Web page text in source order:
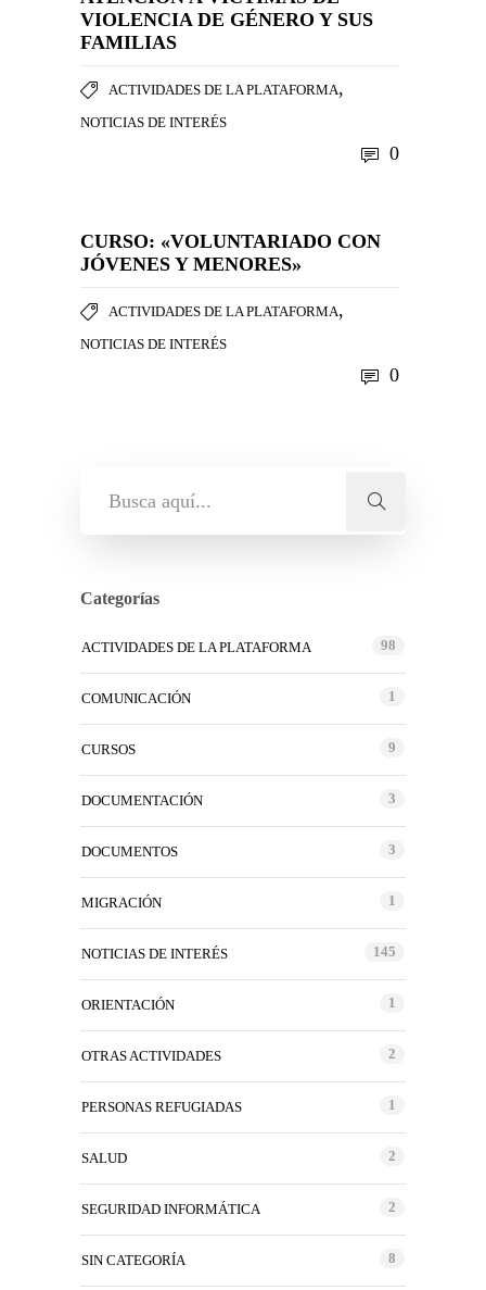
VIOLENCIA DE GÉNERO Y SUS
FAMILIAS
ACTIVIDADES DE LA PLATAFORMA,
NOTICIAS DE INTERÉS
0
CURSO: «VOLUNTARIADO CON
JÓVENES Y MENORES»
ACTIVIDADES DE LA PLATAFORMA,
NOTICIAS DE INTERÉS
0
Categorías
ACTIVIDADES DE LA PLATAFORMA 98
COMUNICACIÓN 1
CURSOS 9
DOCUMENTACIÓN 3
DOCUMENTOS 3
MIGRACIÓN 1
NOTICIAS DE INTERÉS 145
ORIENTACIÓN 1
OTRAS ACTIVIDADES 2
PERSONAS REFUGIADAS 1
SALUD 2
SEGURIDAD INFORMÁTICA 2
SIN CATEGORÍA 8